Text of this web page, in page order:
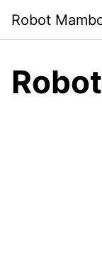
contenido
Robot